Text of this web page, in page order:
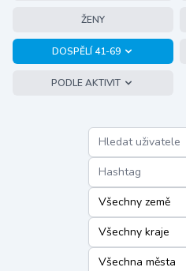
ŽENY
DOSPĚLÍ 41-69
PODLE AKTIVIT
Hashtag